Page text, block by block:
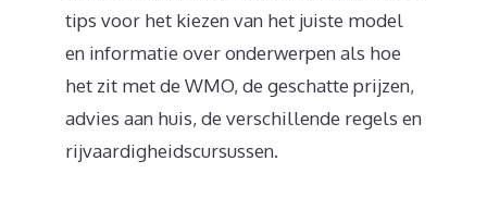
tips voor het kiezen van het juiste model
en informatie over onderwerpen als hoe
het zit met de WMO, de geschatte prijzen,
advies aan huis, de verschillende regels en
rijvaardigheidscursussen.